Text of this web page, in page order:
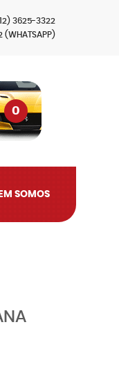
3625-3322
(WHATSAPP)
0
SOMOS